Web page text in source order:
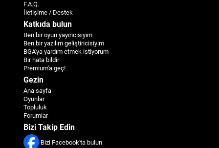
F.A.Q.
İletişime / Destek
Katkıda bulun
Ben bir oyun yayıncısıyım
Ben bir yazılım geliştiricisiyim
BGA'ya yardım etmek istiyorum
Bir hata bildir
Premium'a geç!
Gezin
Ana sayfa
Oyunlar
Topluluk
Forumlar
Bizi Takip Edin
Bizi Facebook'ta bulun